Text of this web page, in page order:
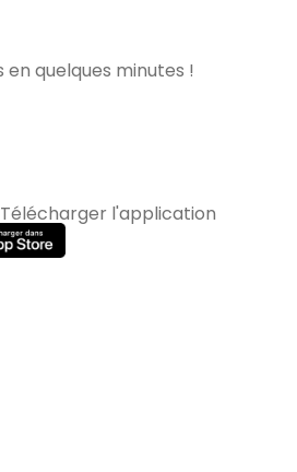
quelques minutes !
Télécharger l'application